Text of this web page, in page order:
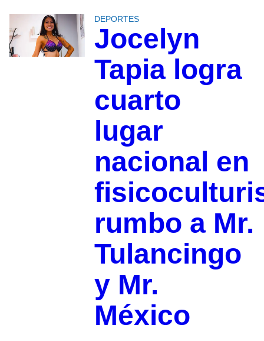
DEPORTES
Jocelyn
Tapia logra
cuarto
lugar
nacional en
rumbo a Mr.
Tulancingo
y Mr.
México